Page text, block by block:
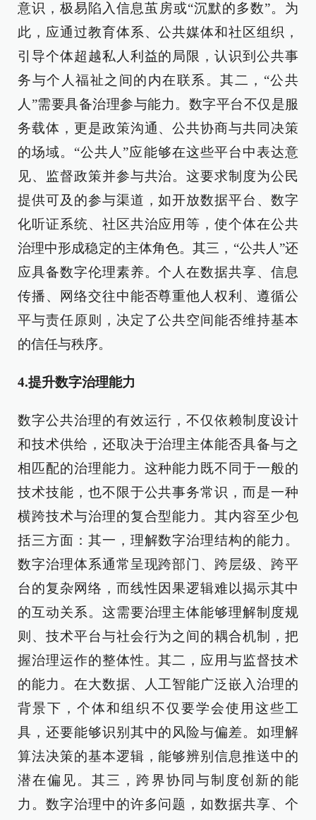
意识，极易陷入信息茧房或“沉默的多数”。为
此，应通过教育体系、公共媒体和社区组织，
引导个体超越私人利益的局限，认识到公共事
务与个人福祉之间的内在联系。其二，“公共
人”需要具备治理参与能力。数字平台不仅是服
务载体，更是政策沟通、公共协商与共同决策
的场域。“公共人”应能够在这些平台中表达意
见、监督政策并参与共治。这要求制度为公民
提供可及的参与渠道，如开放数据平台、数字
化听证系统、社区共治应用等，使个体在公共
治理中形成稳定的主体角色。其三，“公共人”还
应具备数字伦理素养。个人在数据共享、信息
传播、网络交往中能否尊重他人权利、遵循公
平与责任原则，决定了公共空间能否维持基本
的信任与秩序。
4.提升数字治理能力
数字公共治理的有效运行，不仅依赖制度设计
和技术供给，还取决于治理主体能否具备与之
相匹配的治理能力。这种能力既不同于一般的
技术技能，也不限于公共事务常识，而是一种
横跨技术与治理的复合型能力。其内容至少包
括三方面：其一，理解数字治理结构的能力。
数字治理体系通常呈现跨部门、跨层级、跨平
台的复杂网络，而线性因果逻辑难以揭示其中
的互动关系。这需要治理主体能够理解制度规
则、技术平台与社会行为之间的耦合机制，把
握治理运作的整体性。其二，应用与监督技术
的能力。在大数据、人工智能广泛嵌入治理的
背景下，个体和组织不仅要学会使用这些工
具，还要能够识别其中的风险与偏差。如理解
算法决策的基本逻辑，能够辨别信息推送中的
潜在偏见。其三，跨界协同与制度创新的能
力。数字治理中的许多问题，如数据共享、个